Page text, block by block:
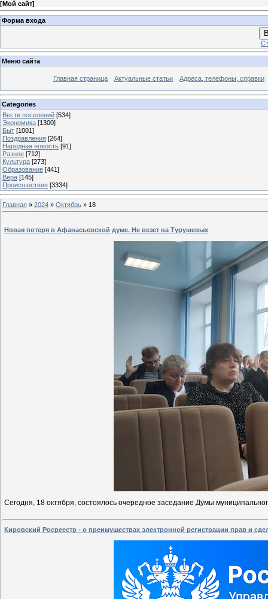
[Мой сайт]
Форма входа
Меню сайта
Главная страница Актуальные статьи Адреса, телефоны, справки
Categories
Вести поселений [534]
Экономика [1300]
Быт [1001]
Поздравления [264]
Народная новость [91]
Разное [712]
Культура [273]
Образование [441]
Вера [145]
Происшествия [3334]
Главная » 2024 » Октябрь » 18
Новая потеря в Афанасьевской думе. Не везет на Турушевых
Сегодня, 18 октября, состоялось очередное заседание Думы
Кировский Росреестр - о преимуществах электронной регистрации прав и